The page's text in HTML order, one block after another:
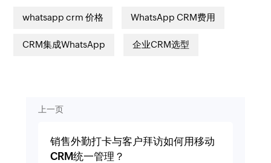
whatsapp crm 价格 WhatsApp CRM费用
CRM集成WhatsApp 企业CRM选型
上一页
销售外勤打卡与客户拜访如何用移动
CRM统一管理？